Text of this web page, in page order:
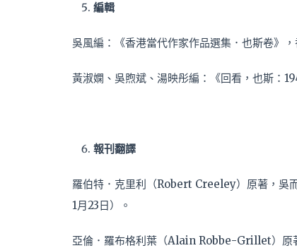
編輯
吳風編：《香港當代作家作品選集．也斯卷》
黃淑嫻、吳煦斌、湯映彤編：《回看，也斯：
報刊翻譯
羅伯特．克里利（Robert Creeley）原著，吳
1月23日）。
亞倫．羅布格利葉（Alain Robbe-Grillet）原